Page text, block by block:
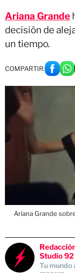
Ariana Grande
decisión de
un tiempo.
COMPARTIR:
Ariana Grande
Studio 92
Tu mundo